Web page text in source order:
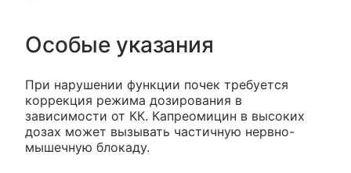
Особые указания
При нарушении функции почек требуется
коррекция режима дозирования в
зависимости от КК. Капреомицин в высоких
дозах может вызывать частичную нервно-
мышечную блокаду.